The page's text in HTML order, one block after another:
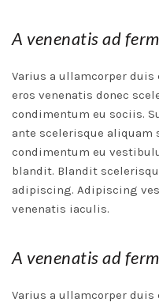
A venenatis ad
Varius a ullamcorper
eros venenatis donec
condimentum eu sociis.
ante scelerisque aliquam
condimentum eu
blandit. Blandit
adipiscing. Adipiscing
venenatis iaculis.
A venenatis ad
Varius a ullamcorper